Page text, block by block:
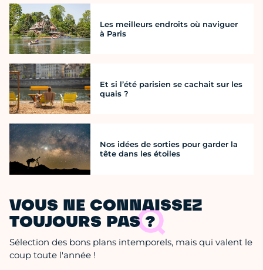
Les meilleurs endroits où naviguer
à Paris
Et si l’été parisien se cachait sur les
quais ?
Nos idées de sorties pour garder la
tête dans les étoiles
VOUS NE CONNAISSEZ
TOUJOURS PAS ?
Sélection des bons plans intemporels, mais qui valent le
coup toute l'année !